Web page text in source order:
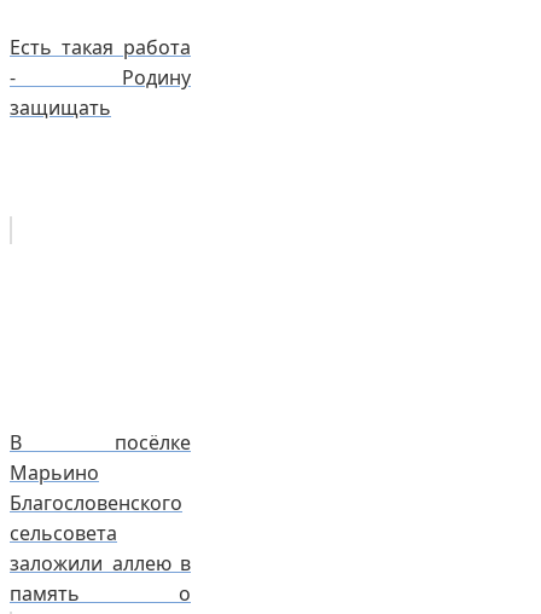
Есть такая работа
- Родину
защищать
В посёлке
Марьино
Благословенского
сельсовета
заложили аллею в
память о